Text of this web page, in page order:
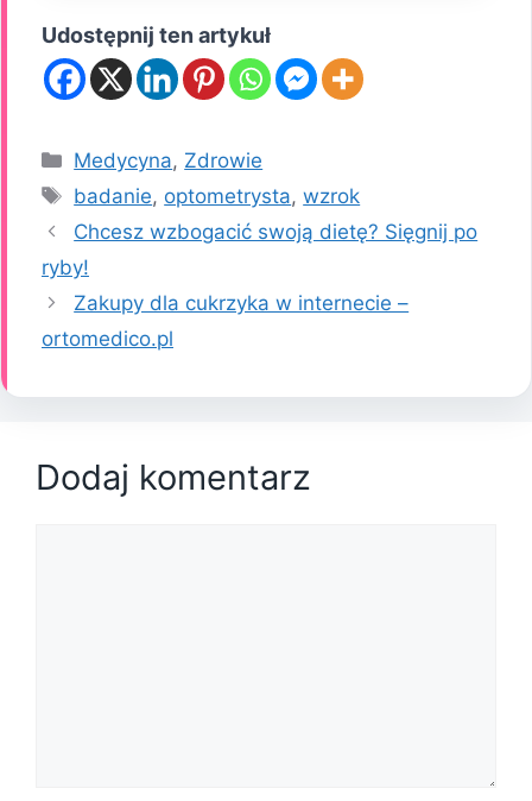
Udostępnij ten artykuł
Kategorie
Medycyna, Zdrowie
Tagi
badanie, optometrysta,wzrok
Chcesz wzbogacić swoją dietę? Sięgnij po
ryby!
Zakupy dla cukrzyka w internecie –
ortomedico.pl
Dodaj komentarz